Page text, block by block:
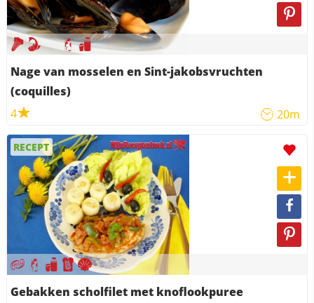
Nage van mosselen en Sint-jakobsvruchten
(coquilles)
4
20m
RECEPT
Gebakken scholfilet met knoflookpuree